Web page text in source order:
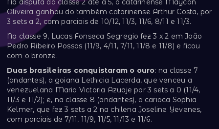
Na disputa da classe 2 até a 5, o catarinense Maycon
Oliveira ganhou do também catarinense Arthur Costa, por
3 sets a 2, com parciais de 10/12, 11/3, 11/6, 8/11 e 11/3.
Na classe 9, Lucas Fonseca Segregio fez 3 x 2 em João
Pedro Ribeiro Possas (11/9, 4/11, 7/11, 11/8 e 11/8) e ficou
com o bronze.
Duas brasileiras conquistaram o ouro: na classe 7
(andantes), a goiana Lethicia Lacerda, que venceu a
venezuelana Maria Victoria Azuaje por 3 sets a 0 (11/4,
11/3 e 11/2); e, na classe 8 (andantes), a carioca Sophia
Kelmer, que fez 3 sets a 2 na chilena Joseline Yevenes,
com parciais de 7/11, 11/9, 11/5, 11/13 e 11/6.